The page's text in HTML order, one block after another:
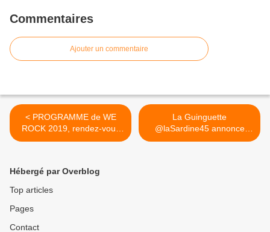
Commentaires
Ajouter un commentaire
< PROGRAMME de WE
ROCK 2019, rendez-vous
festif et...
La Guinguette
@laSardine45 annonce
sa... >
Hébergé par Overblog
Top articles
Pages
Contact